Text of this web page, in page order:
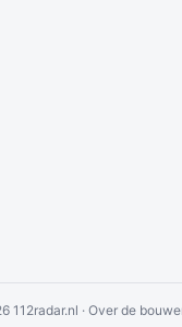
112radar.nl ·Over de